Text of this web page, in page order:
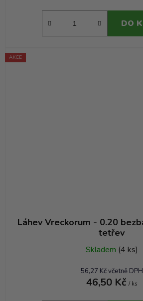
DO
AKCE
Láhev Vreckorum - 0.20
tetřev
Skladem (4 ks)
56,27 Kč včetně DPH
46,50 Kč / ks